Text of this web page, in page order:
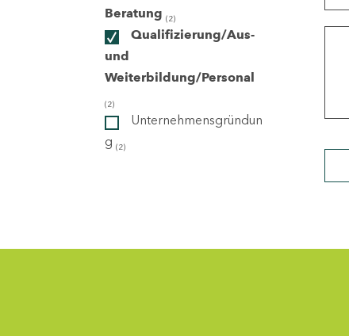
Beratung (2)
Qualifizierung/Aus-
und
Weiterbildung/Personal
(2)
Unternehmensgründun
g (2)